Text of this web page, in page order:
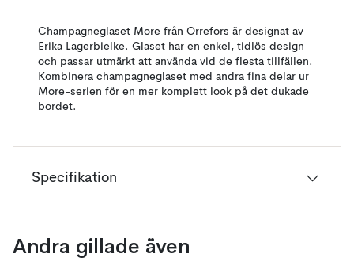
Champagneglaset More från Orrefors är designat av
Erika Lagerbielke. Glaset har en enkel, tidlös design
och passar utmärkt att använda vid de flesta tillfällen.
Kombinera champagneglaset med andra fina delar ur
More-serien för en mer komplett look på det dukade
bordet.
Specifikation
Andra gillade även